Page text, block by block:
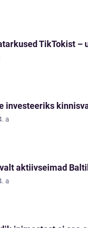
TikTokist –
investeeriks
a
aktiivseimad
a